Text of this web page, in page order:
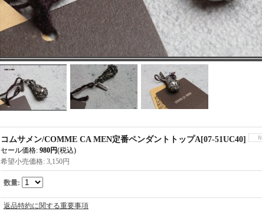
コムサメン/COMME CA MEN定番ペンダントトップA[07-51UC40]
セール価格: 980円(税込)
希望小売価格: 3,150円
数量:
返品特約に関する重要事項